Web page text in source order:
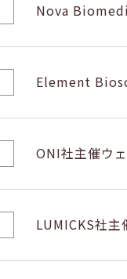
Nova
Element
ONI社主催ウ
LUMICKS社